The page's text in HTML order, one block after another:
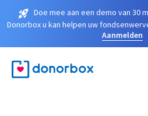
Doe mee aan een demo van 30
Donorbox u kan helpen uw
Aanmelden